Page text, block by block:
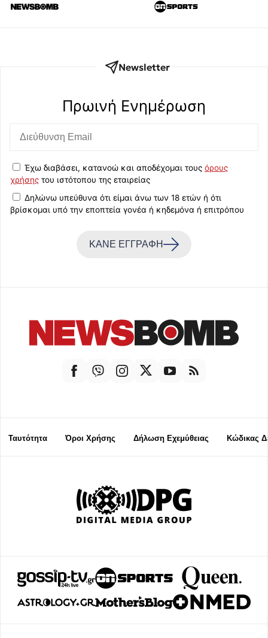
Newsletter
Πρωινή Eνημέρωση
Έχω διαβάσει, κατανοώ και αποδέχομαι τους όρους
χρήσης του ιστότοπου της εταιρείας
Δηλώνω υπεύθυνα ότι είμαι άνω των 18 ετών ή ότι
βρίσκομαι υπό την εποπτεία γονέα ή κηδεμόνα ή επιτρόπου
ΚΑΝΕ ΕΓΓΡΑΦΗ
Ταυτότητα Όροι Χρήσης Δήλωση Εχεμύθειας Κώδικας